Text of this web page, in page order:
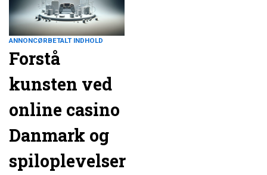
ANNONCØRBETALT INDHOLD
Forstå
kunsten ved
online casino
Danmark og
spiloplevelser